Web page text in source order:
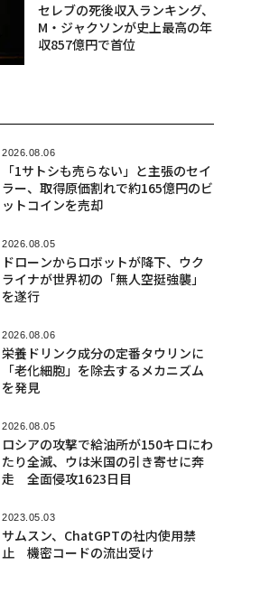
セレブの死後収入ランキング、
M・ジャクソンが史上最高の年
収857億円で首位
2026.08.06
「1サトシも売らない」と主張のセイ
ラー、取得原価割れで約165億円のビ
ットコインを売却
2026.08.05
ドローンからロボットが降下、ウク
ライナが世界初の「無人空挺強襲」
を遂行
2026.08.06
栄養ドリンク成分の定番タウリンに
「老化細胞」を除去するメカニズム
を発見
2026.08.05
ロシアの攻撃で給油所が150キロにわ
たり全滅、ウは米国の引き寄せに奔
走 全面侵攻1623日目
2023.05.03
サムスン、ChatGPTの社内使用禁
止 機密コードの流出受け